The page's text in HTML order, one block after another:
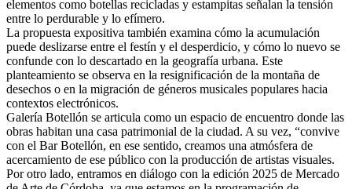
elementos como botellas recicladas y estampitas señalan la tensión
entre lo perdurable y lo efímero.
La propuesta expositiva también examina cómo la acumulación
puede deslizarse entre el festín y el desperdicio, y cómo lo nuevo se
confunde con lo descartado en la geografía urbana. Este
planteamiento se observa en la resignificación de la montaña de
desechos o en la migración de géneros musicales populares hacia
contextos electrónicos.
Galería Botellón se articula como un espacio de encuentro donde las
obras habitan una casa patrimonial de la ciudad. A su vez, “convive
con el Bar Botellón, en ese sentido, creamos una atmósfera de
acercamiento de ese público con la producción de artistas visuales.
Por otro lado, entramos en diálogo con la edición 2025 de Mercado